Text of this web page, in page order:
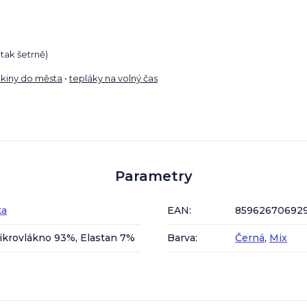
šetrně)
do města •tepláky na volný čas
Parametry
EAN:
93%, Elastan 7% Barva: Černá, Mix